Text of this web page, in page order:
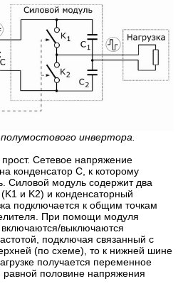
инвертора.
Сетевое напряжение
конденсатор C, к которому
Силовой модуль содержит два
и K2) и конденсаторный
подключается к общим точкам
При помощи модуля
выключаются
подключая связанный с
(по схеме), то к нижней шине
получается переменное
половине напряжения